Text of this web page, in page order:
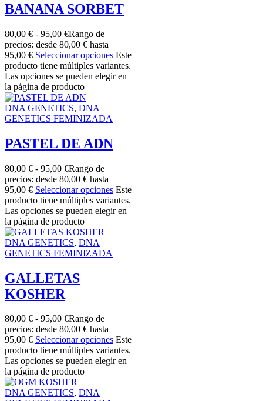
BANANA SORBET
80,00 € - 95,00 €Rango de
precios: desde 80,00 € hasta
95,00 € Seleccionar opciones Este
producto tiene múltiples variantes.
Las opciones se pueden elegir en
la página de producto
DNA GENETICS, DNA
GENETICS FEMINIZADA
PASTEL DE ADN
80,00 € - 95,00 €Rango de
precios: desde 80,00 € hasta
95,00 € Seleccionar opciones Este
producto tiene múltiples variantes.
Las opciones se pueden elegir en
la página de producto
DNA GENETICS, DNA
GENETICS FEMINIZADA
GALLETAS
KOSHER
80,00 € - 95,00 €Rango de
precios: desde 80,00 € hasta
95,00 € Seleccionar opciones Este
producto tiene múltiples variantes.
Las opciones se pueden elegir en
la página de producto
DNA GENETICS, DNA